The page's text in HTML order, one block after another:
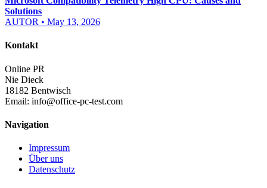
Solutions
AUTOR • May 13, 2026
Kontakt
Online PR
Nie Dieck
18182 Bentwisch
Email: info@office-pc-test.com
Navigation
Impressum
Über uns
Datenschutz